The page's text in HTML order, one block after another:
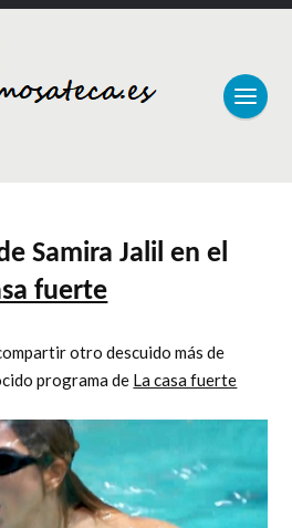
Samira Jalil en el
fuerte
otro descuido más de
programa de La casa fuerte